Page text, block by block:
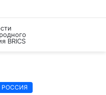
РОССИЯ